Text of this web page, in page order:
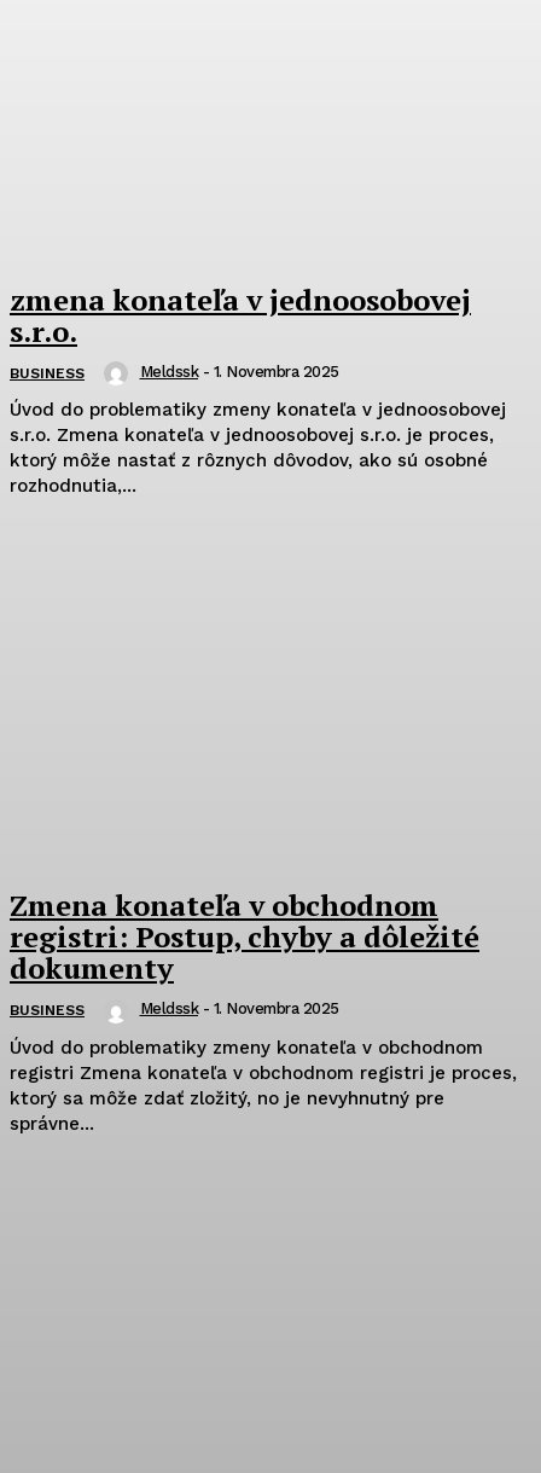
zmena konateľa v jednoosobovej
s.r.o.
BUSINESS Meldssk - 1. Novembra 2025
Úvod do problematiky zmeny konateľa v jednoosobovej
s.r.o. Zmena konateľa v jednoosobovej s.r.o. je proces,
ktorý môže nastať z rôznych dôvodov, ako sú osobné
rozhodnutia,...
Zmena konateľa v obchodnom
registri: Postup, chyby a dôležité
dokumenty
BUSINESS Meldssk - 1. Novembra 2025
Úvod do problematiky zmeny konateľa v obchodnom
registri Zmena konateľa v obchodnom registri je proces,
ktorý sa môže zdať zložitý, no je nevyhnutný pre
správne...